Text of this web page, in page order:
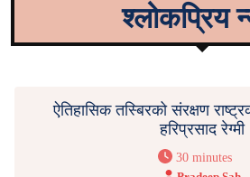
श्लोकप्रिय
ऐतिहासिक तस्बिरको संरक्षण
हरिप्रसाद रेग्मी
30 minutes